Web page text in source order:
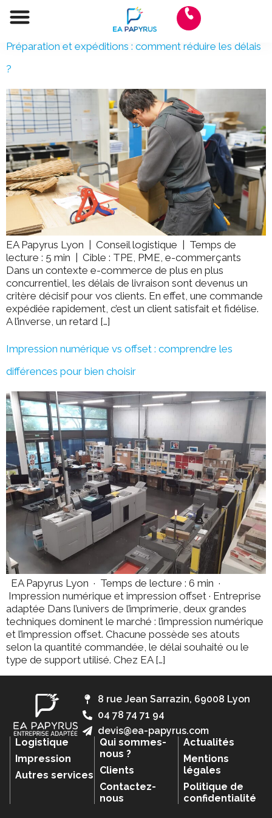
AUTEUR/AUTRICE :JORIS
Préparation et expéditions : comment réduire les délais
?
EA Papyrus Lyon | Conseil logistique | Temps de
lecture : 5 min | Cible : TPE, PME, e-commerçants
Dans un contexte e-commerce de plus en plus
concurrentiel, les délais de livraison sont devenus un
critère décisif pour vos clients. En effet, une commande
expédiée rapidement, c’est un client satisfait et fidélise.
A l’inverse, un retard […]
Impression numérique vs offset : comprendre les
différences pour bien choisir
EA Papyrus Lyon · Temps de lecture : 6 min ·
Impression numérique et impression offset · Entreprise
adaptée Dans l’univers de l’imprimerie, deux grandes
techniques dominent le marché : l’impression numérique
et l’impression offset. Chacune possède ses atouts
selon la quantité commandée, le délai souhaité ou le
type de support utilisé. Chez EA […]
8 rue Jean Sarrazin, 69008 Lyon
04 78 74 71 94
devis@ea-papyrus.com
Logistique
Impression
Autres services
Qui sommes-
nous ?
Clients
Contactez-
nous
Actualités
Mentions
légales
Politique de
confidentialité